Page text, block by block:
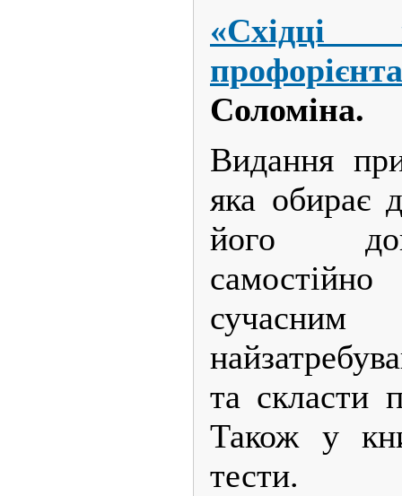
«Східці
Соломіна.
Видання
яка обирає
його
та скласти
Також у
тести.